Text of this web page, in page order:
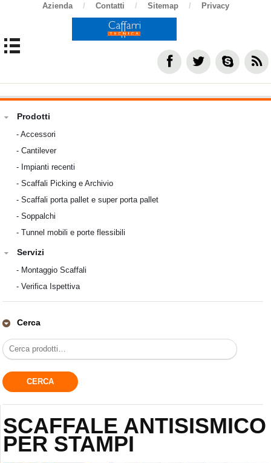
Azienda / Contatti / Sitemap / Privacy
Prodotti
-Accessori
-Cantilever
- Impianti recenti
-Scaffali Picking e Archivio
-Scaffali porta pallet e super porta pallet
-Soppalchi
-Tunnel mobili e porte flessibili
Servizi
- Montaggio Scaffali
-Verifica Ispettiva
Cerca
SCAFFALE ANTISISMICO
PER STAMPI